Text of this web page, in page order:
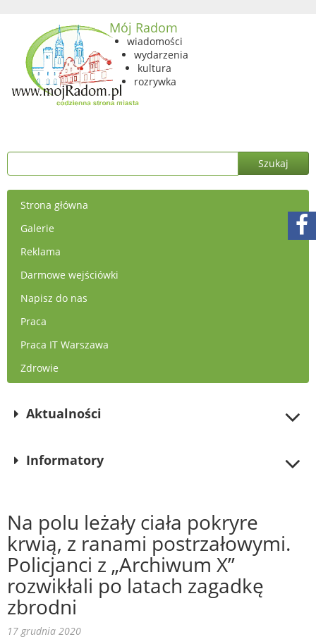
Mój Radom
wiadomości
wydarzenia
kultura
rozrywka
Strona główna
Galerie
Reklama
Darmowe wejściówki
Napisz do nas
Praca
Praca IT Warszawa
Zdrowie
Aktualności
Informatory
Na polu leżały ciała pokryre
krwią, z ranami postrzałowymi.
Policjanci z „Archiwum X”
rozwikłali po latach zagadkę
zbrodni
17 grudnia 2020